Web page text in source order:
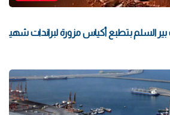
السلم بتطبع أكياس مزورة لبراندات شهيرة